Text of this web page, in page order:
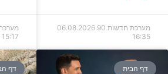
מערכת חדשות 90
06.08.2026
16:35
מערכת
15:17
דף הבית דף